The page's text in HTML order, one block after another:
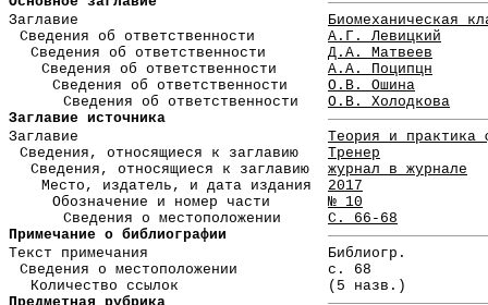
Заглавие
Биомеханическая
Сведения об ответственности
А.Г. Левицкий
Сведения об ответственности
Д.А. Матвеев
Сведения об ответственности
А.А. Поципцн
Сведения об ответственности
О.В. Ошина
Сведения об ответственности
О.В. Холодкова
Заглавие источника
Заглавие
Теория и практика
Сведения, относящиеся к заглавию
Тренер
Сведения, относящиеся к заглавию
журнал в журнале
Место, издатель, и дата издания
2017
Обозначение и номер части
№ 10
Сведения о местоположении
С. 66-68
Примечание о библиографии
Текст примечания
Библиогр.
Сведения о местоположении
с. 68
Количество ссылок
(5 назв.)